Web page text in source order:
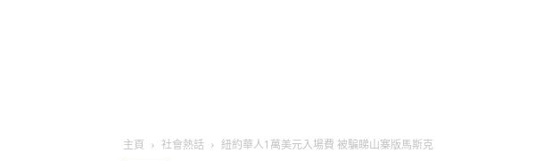
主頁 社會熱話 紐約華人1萬美元入場費 被騙睇山寨版馬斯克